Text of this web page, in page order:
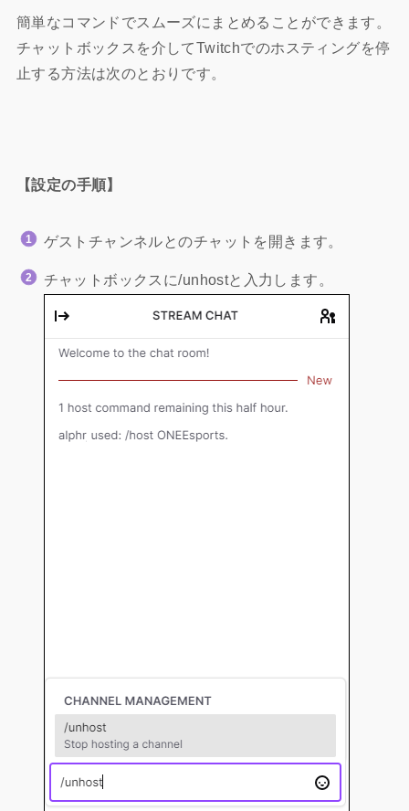
簡単なコマンドでスムーズにまとめることができます。
チャットボックスを介してTwitchでのホスティングを停
止する方法は次のとおりです。
【設定の手順】
ゲストチャンネルとのチャットを開きます。
チャットボックスに/unhostと入力します。